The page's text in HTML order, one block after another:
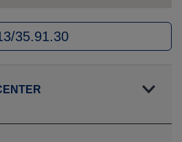
35.91.30